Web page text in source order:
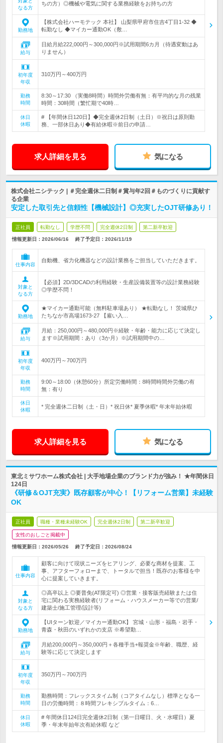
なる方
ちの方）◎機械や電気に関する業務経験をお持ちの方
勤務地
【株式会社ハーモテック 本社】 山梨県甲府市住吉4丁目1-32 ◆
転勤なし ◆マイカー通勤OK（敷…
給与
日給月給222,000円～300,000円※試用期間6カ月（待遇変動はあ
りません）
初年度
年収
310万円～400万円
勤務
時間
8:30～17:30 （実働8時間）時間外労働有無：有平均的な月の残業
時間：30時間（繁忙期で40時…
休日
休暇
# 【年間休日120日】◆完全週休2日制（土日）※祝日は原則勤
務、一部休日あり◆有給休暇※前日の申請…
求人詳細を見る 気になる
株式会社ニシテック | ＃完全週休二日制＃賞与年2回＃ものづくりに貢献す
る企業
安定した取引先と信頼性【機械設計】◎充実したOJT研修あり！
正社員 転勤なし 学歴不問 完全週休2日制 第二新卒歓迎
情報更新日：2026/06/16 終了予定日： 2026/11/19
仕事内容
自動機、省力化機器などの設計業務をご担当していただきます。
対象と
なる方
【必須】2D/3DCADの利用経験・生産設備装置等の設計業務経験
◎学歴不問！
勤務地
★マイカー通勤可能（無料駐車場あり） ★転勤なし！ 茨城県ひ
たちなか市高場1673-27 【雇い入…
給与
月給：250,000円～480,000円※経験・年齢・能力に応じて決定し
ます※試用期間：あり（3か月）※試用期間中の…
初年度
年収
400万円～700万円
勤務
時間
9:00～18:00（休憩60分）所定労働時間：8時間時間外労働の有
無：有り
休日
休暇
* 完全週休二日制（土・日）* 祝日休* 夏季休暇* 年末年始休暇
求人詳細を見る 気になる
東北ミサワホーム株式会社 | 大手地場企業のブランド力が強み！ ★年間休日
124日
《研修＆OJT充実》既存顧客が中心！【リフォーム営業】未経験
OK
正社員 職種・業種未経験OK 完全週休2日制 第二新卒歓迎
女性のおしごと掲載中
情報更新日：2026/05/26 終了予定日： 2026/08/24
仕事内容
顧客に向けて現状ニーズをヒアリング、必要な商材を提案、工
事、アフターフォローまで、トータルで担当！既存のお客様を中
心に提案していきます。
対象と
なる方
◎高卒以上 ◎要普免(AT限定可) ◎営業・接客販売経験または住
宅に関わる実務経験者(リフォーム・ハウスメーカー等での営業/
建築士/施工管理/設計等)
勤務地
【UIターン歓迎／マイカー通勤OK】 宮城・山形・福島・岩手・
青森・秋田のいずれかの支店 ※希望勤…
給与
月給200,000円～350,000円＋各種手当+報奨金※年齢、職歴、経
験等に応じて決定します
初年度
年収
350万円～700万円
勤務
時間
勤務時間：フレックスタイム制（コアタイムなし）標準となる一
日の労働時間：８時間フレキシブルタイム：6…
休日
休暇
# 年間休日124日完全週休2日制（第一日曜日、火・水曜日）夏
季・年末年始年次有給休暇 など